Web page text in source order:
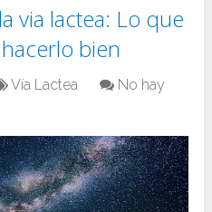
via lactea: Lo que
bien
Vía Lactea
No hay